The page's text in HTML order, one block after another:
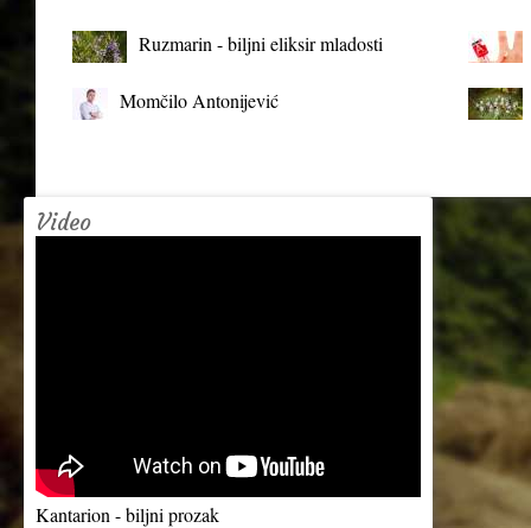
Ruzmarin - biljni eliksir mladosti
Momčilo Antonijević
Video
Kantarion - biljni prozak